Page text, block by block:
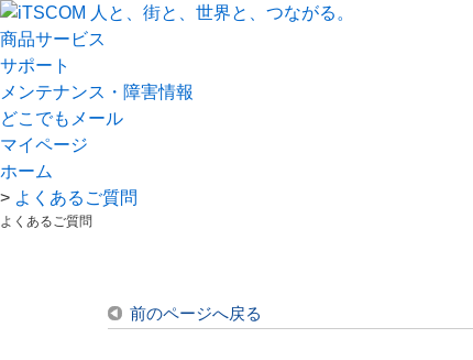
商品サービス
サポート
メンテナンス・障害情報
どこでもメール
マイページ
ホーム
> よくあるご質問
よくあるご質問
前のページへ戻る